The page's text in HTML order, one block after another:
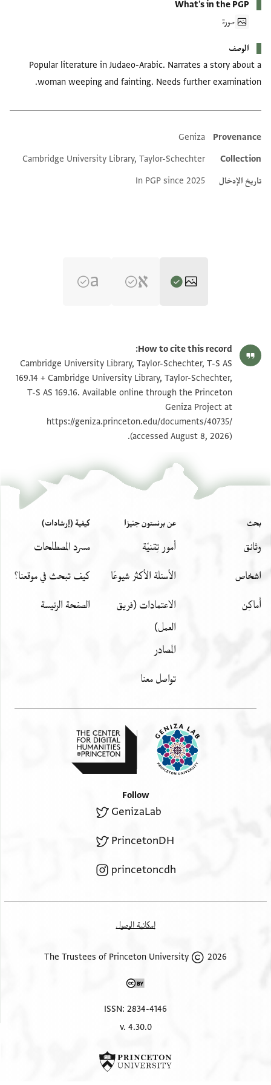
What's in the PGP
صورة
الوصف
Popular literature in Judaeo-Arabic. Narrates a story about a
woman weeping and fainting. Needs further examination.
Additional metadata
Provenance
Geniza
Collection
Cambridge University Library, Taylor-Schechter
تاريخ الإدخال
In PGP since 2025
T-S AS 169.14 1v تكبير و تدوير
T-S AS 169.16 1r تكبير و تدوير
T-S AS 169.16 1v
How to cite this record:
Cambridge University Library, Taylor-Schechter, T-S AS
169.14 + Cambridge University Library, Taylor-Schechter,
T-S AS 169.16. Available online through the Princeton
Geniza Project at
https://geniza.princeton.edu/documents/40735/
(accessed August 8, 2026).
بحث
وثائق
اشخاص
أَماكِن
عن برنستون جنيزا
أمور تِقنيّة
الأسئلة الأكثر شيوعًا
الاعتمادات (فريق
العمل)
المصادر
تواصل معنا
كيفية (إرشادات)
مسرد المصطلحات
كيف تبحث في موقعنا؟
الصفحة الرئيسة
Follow
GenizaLab
PrincetonDH
princetoncdh
إمكانية الوصول
2026 The Trustees of Princeton University
ISSN: 2834-4146
v. 4.30.0